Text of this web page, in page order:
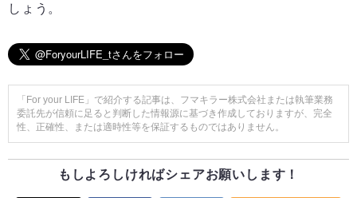
しょう。
「For your LIFE」で紹介する記事は、フマキラー株式会社または執筆業務
委託先が信頼に足ると判断した情報源に基づき作成しておりますが、完全
性、正確性、または適時性等を保証するものではありません。
もしよろしければシェアお願いします！